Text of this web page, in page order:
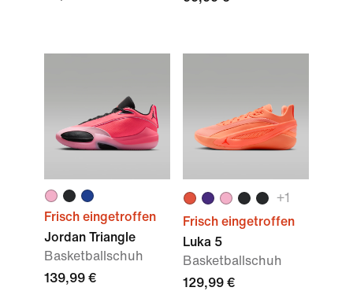
Frisch eingetroffen
Jordan Triangle
Basketballschuh
139,99 €
+1
Frisch eingetroffen
Luka 5
Basketballschuh
129,99 €